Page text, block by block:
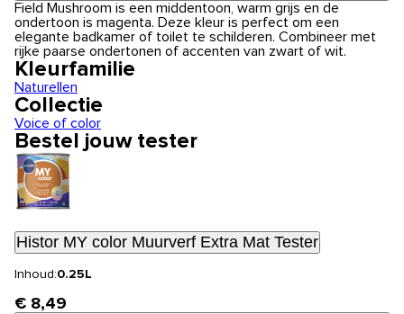
Field Mushroom is een middentoon, warm grijs en de
ondertoon is magenta. Deze kleur is perfect om een
elegante badkamer of toilet te schilderen. Combineer met
rijke paarse ondertonen of accenten van zwart of wit.
Kleurfamilie
Naturellen
Collectie
Voice of color
Bestel jouw tester
Histor MY color Muurverf Extra Mat Tester
Inhoud:0.25L
€ 8,49